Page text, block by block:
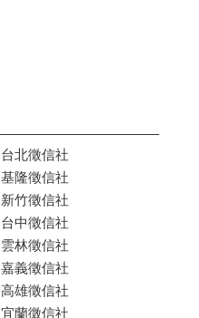
台北徵信社
基隆徵信社
新竹徵信社
台中徵信社
雲林徵信社
嘉義徵信社
高雄徵信社
宜蘭徵信社